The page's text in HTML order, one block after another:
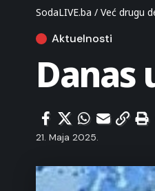
SodaLIVE.ba / Već drugu
Aktuelnosti
Danas
21. Maja 2025.